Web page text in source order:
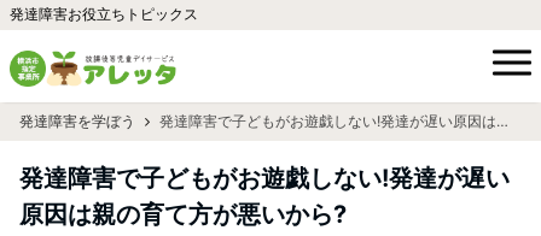
発達障害お役立ちトピックス
発達障害を学ぼう 発達障害で子どもがお遊戯しない!発達が遅い原因は親の育て方が悪いから?
発達障害で子どもがお遊戯しない!発達が遅い
原因は親の育て方が悪いから?